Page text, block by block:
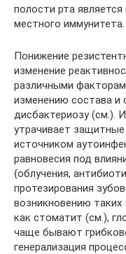
полости рта
местного иммунитета.
Понижение
изменение
различными
изменению состава и
дисбактериозу (см.).
утрачивает
источником
равновесия под
{облучения,
протезирования
возникновению таких
как стоматит (см.),
чаще бывают
генерализация